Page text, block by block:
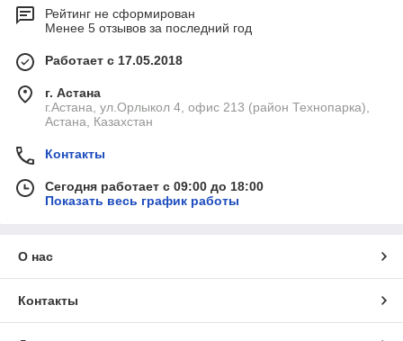
Рейтинг не сформирован
Менее 5 отзывов за последний год
Работает с 17.05.2018
г. Астана
г.Астана, ул.Орлыкол 4, офис 213 (район Технопарка),
Астана, Казахстан
Контакты
Сегодня работает с 09:00 до 18:00
Показать весь график работы
О нас
Контакты